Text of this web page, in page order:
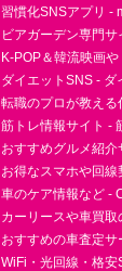
習慣化SNSアプリ -
ビアガーデン専門
K-POP＆韓流映画
ダイエットSNS - ダ
転職のプロが教え
筋トレ情報サイト -
おすすめグルメ紹
お得なスマホや回
車のケア情報など -
カーリースや車買
おすすめの車査定
WiFi・光回線・格安